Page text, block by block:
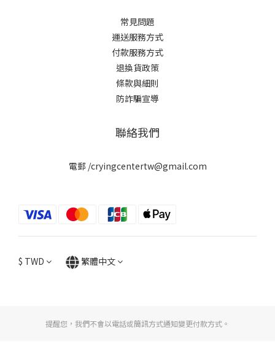
常見問題
運送服務方式
付款服務方式
退換貨政策
條款與細則
防詐騙宣導
聯絡我們
電郵 /cryingcentertw@gmail.com
$ TWD 繁體中文
提醒您，我們不會以電話或簡訊方式通知變更付款方式。